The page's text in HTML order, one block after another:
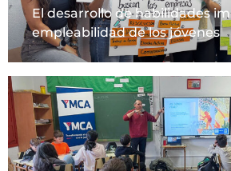
El desarrollo de habilidades
empleabilidad de los jóvenes